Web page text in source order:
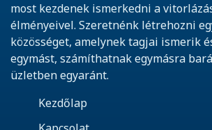
most kezdenek ismerkedni a
élményeivel. Szeretnénk létrehozni
közösséget, amelynek tagjai ismerik
egymást, számíthatnak egymásra
üzletben egyaránt.
Kezdőlap